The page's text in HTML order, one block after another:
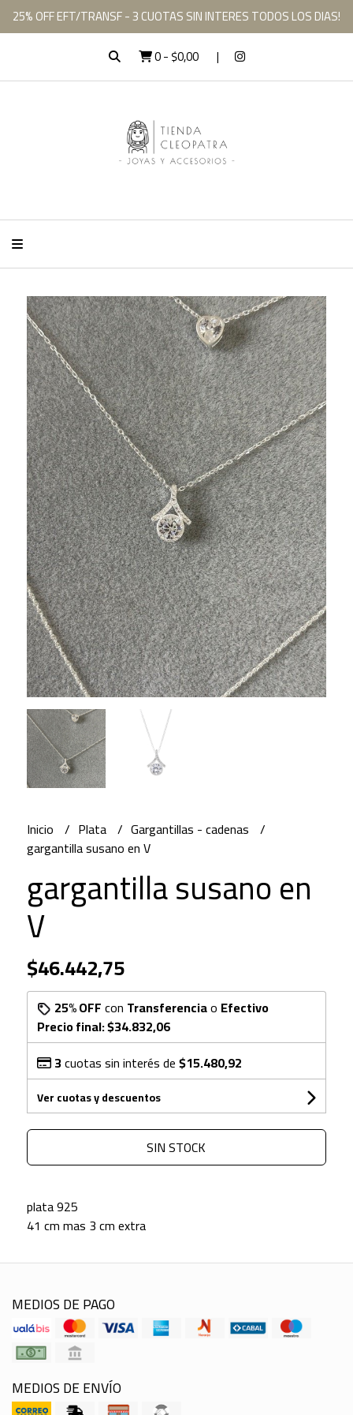
25% OFF EFT/TRANSF - 3 CUOTAS SIN INTERES TODOS LOS DIAS!
0-$0,00
Inicio Plata
Gargantillas - cadenas
gargantilla susano en V
gargantilla susano en
V
$46.442,75
25% OFFcon Transferenciao Efectivo
Precio final:$34.832,06
3cuotas sin interés de$15.480,92
Ver cuotas y descuentos
SIN STOCK
plata 925
41 cm mas 3 cm extra
MEDIOS DE PAGO
MEDIOS DE ENVÍO